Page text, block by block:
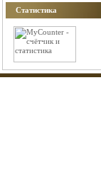
Статистика